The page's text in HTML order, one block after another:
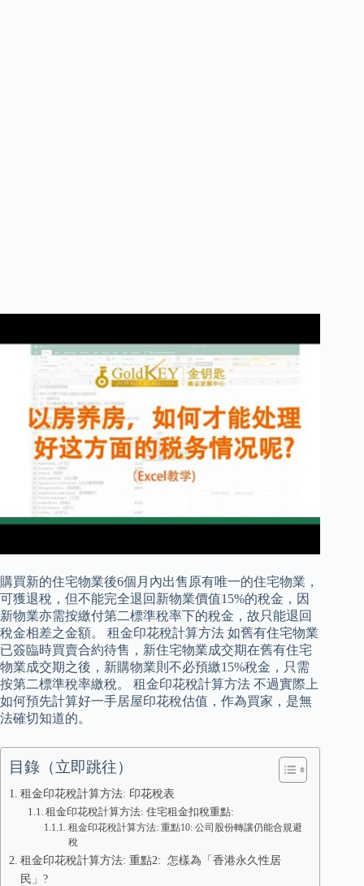
購買新的住宅物業後6個月內出售原有唯一的住宅物業，
可獲退稅，但不能完全退回新物業價值15%的稅金，因
新物業亦需按繳付第二標準稅率下的稅金，故只能退回
稅金相差之金額。 租金印花稅計算方法 如舊有住宅物業
已簽臨時買賣合約待售，新住宅物業成交期在舊有住宅
物業成交期之後，新購物業則不必預繳15%稅金，只需
按第二標準稅率繳稅。 租金印花稅計算方法 不過實際上
如何預先計算好一手居屋印花稅估值，作為買家，是無
法確切知道的。
目錄（立即跳往）
租金印花稅計算方法: 印花稅表
租金印花稅計算方法: 住宅租金扣稅重點:
租金印花稅計算方法: 重點10: 公司股份轉讓仍能合規避
稅
租金印花稅計算方法: 重點2: 怎樣為「香港永久性居
民」?